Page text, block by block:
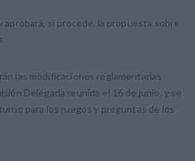
aprobará, si procede, la propuesta sobre
las modificaciones reglamentarias
Delegada reunida el 16 de junio, y se
para los ruegos y preguntas de los